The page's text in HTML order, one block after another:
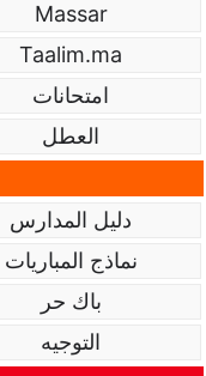
Massar
Taalim.ma
امتحانات
العطل
دليل المدارس
نماذج المباريات
باك حر
التوجيه